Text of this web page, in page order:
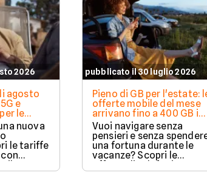
2026
agosto
e
le
nuova
le tariffe
il 5G
pubblicato il 30 luglio 2026
Pieno di GB per l'estate:
offerte mobile del mese
arrivano fino a 400 GB in
5G
Vuoi navigare senza
pensieri e senza
una fortuna durante le
vacanze? Scopri le
offerte di telefonia
mobile per l'estate 2026,